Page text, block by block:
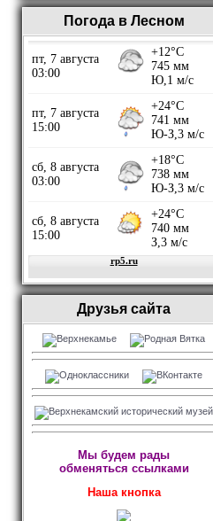
Погода в Лесном
Друзья сайта
Мы будем рады
обменяться ссылками
Наша кнопка